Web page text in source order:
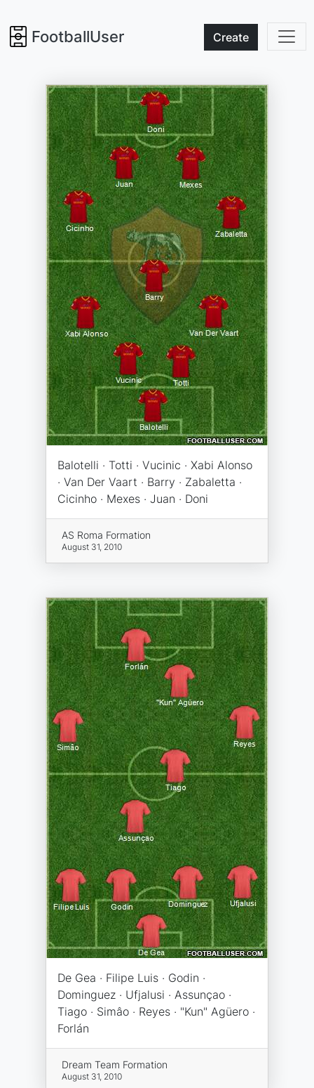
FootballUser Create
Balotelli · Totti · Vucinic · Xabi Alonso
· Van Der Vaart · Barry · Zabaletta ·
Cicinho · Mexes · Juan · Doni
AS Roma Formation
August 31, 2010
De Gea · Filipe Luis · Godin ·
Dominguez · Ufjalusi · Assunçao ·
Tiago · Simâo · Reyes · "Kun" Agüero ·
Forlán
Dream Team Formation
August 31, 2010